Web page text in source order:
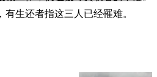
生还者指这三人已经罹难。